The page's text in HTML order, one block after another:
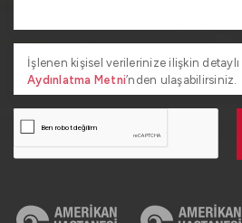
İşlenen kişisel verilerinize ilişkin
Aydınlatma Metni’nden ulaşabilirsiniz.